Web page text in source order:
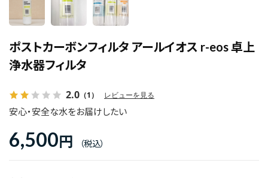
ポストカーボンフィルタ アールイオス r-eos 卓上
浄水器フィルタ
2.0 （1） レビューを見る
安心・安全な水をお届けしたい
6,500円